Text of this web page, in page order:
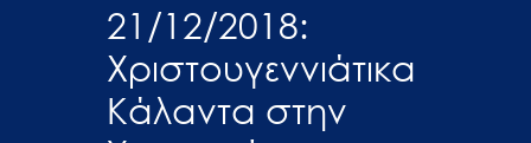
21/12/2018:
Χριστουγεννιάτικα
Κάλαντα στην